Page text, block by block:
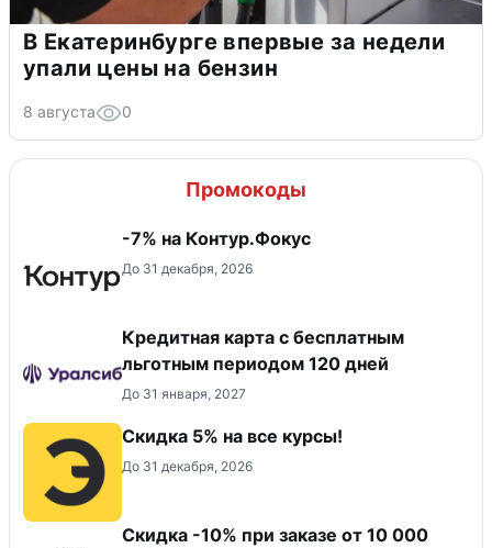
В Екатеринбурге впервые за недели
упали цены на бензин
8 августа 0
Промокоды
-7% на Контур.Фокус
До 31 декабря, 2026
Кредитная карта с бесплатным
льготным периодом 120 дней
До 31 января, 2027
Скидка 5% на все курсы!
До 31 декабря, 2026
Скидка -10% при заказе от 10 000